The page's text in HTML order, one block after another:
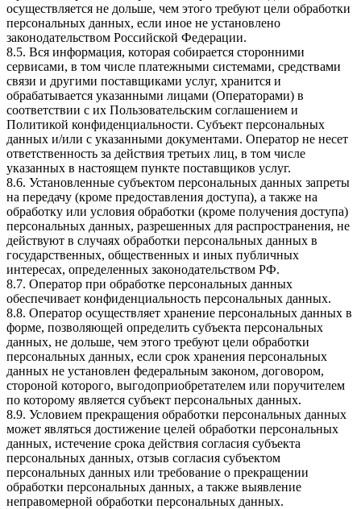
осуществляется не дольше, чем этого требуют цели обработки
персональных данных, если иное не установлено
законодательством Российской Федерации.
8.5. Вся информация, которая собирается сторонними
сервисами, в том числе платежными системами, средствами
связи и другими поставщиками услуг, хранится и
обрабатывается указанными лицами (Операторами) в
соответствии с их Пользовательским соглашением и
Политикой конфиденциальности. Субъект персональных
данных и/или с указанными документами. Оператор не несет
ответственность за действия третьих лиц, в том числе
указанных в настоящем пункте поставщиков услуг.
8.6. Установленные субъектом персональных данных запреты
на передачу (кроме предоставления доступа), а также на
обработку или условия обработки (кроме получения доступа)
персональных данных, разрешенных для распространения, не
действуют в случаях обработки персональных данных в
государственных, общественных и иных публичных
интересах, определенных законодательством РФ.
8.7. Оператор при обработке персональных данных
обеспечивает конфиденциальность персональных данных.
8.8. Оператор осуществляет хранение персональных данных в
форме, позволяющей определить субъекта персональных
данных, не дольше, чем этого требуют цели обработки
персональных данных, если срок хранения персональных
данных не установлен федеральным законом, договором,
стороной которого, выгодоприобретателем или поручителем
по которому является субъект персональных данных.
8.9. Условием прекращения обработки персональных данных
может являться достижение целей обработки персональных
данных, истечение срока действия согласия субъекта
персональных данных, отзыв согласия субъектом
персональных данных или требование о прекращении
обработки персональных данных, а также выявление
неправомерной обработки персональных данных.